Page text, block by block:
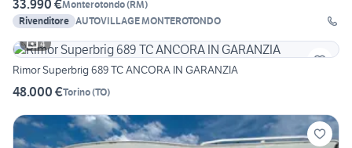
33.990 €Monterotondo(RM)
Rivenditore AUTOVILLAGE MONTEROTONDO
4
Rimor Superbrig 689 TC ANCORA IN GARANZIA
48.000 €Torino(TO)